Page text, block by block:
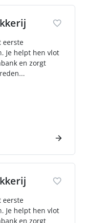
eerste
Je helpt hen vlot
en zorgt
eerste
Je helpt hen vlot
en zorgt